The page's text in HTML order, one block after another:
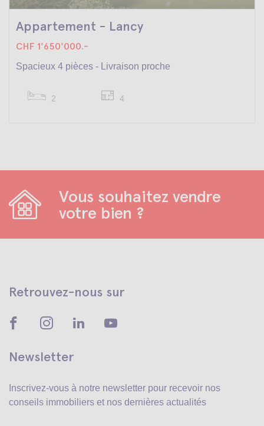
Appartement - Lancy
CHF 1'650'000.-
Spacieux 4 pièces - Livraison proche
2 4
Vous souhaitez vendre
votre bien ?
Retrouvez-nous sur
Newsletter
Inscrivez-vous à notre newsletter pour recevoir nos
conseils immobiliers et nos dernières actualités